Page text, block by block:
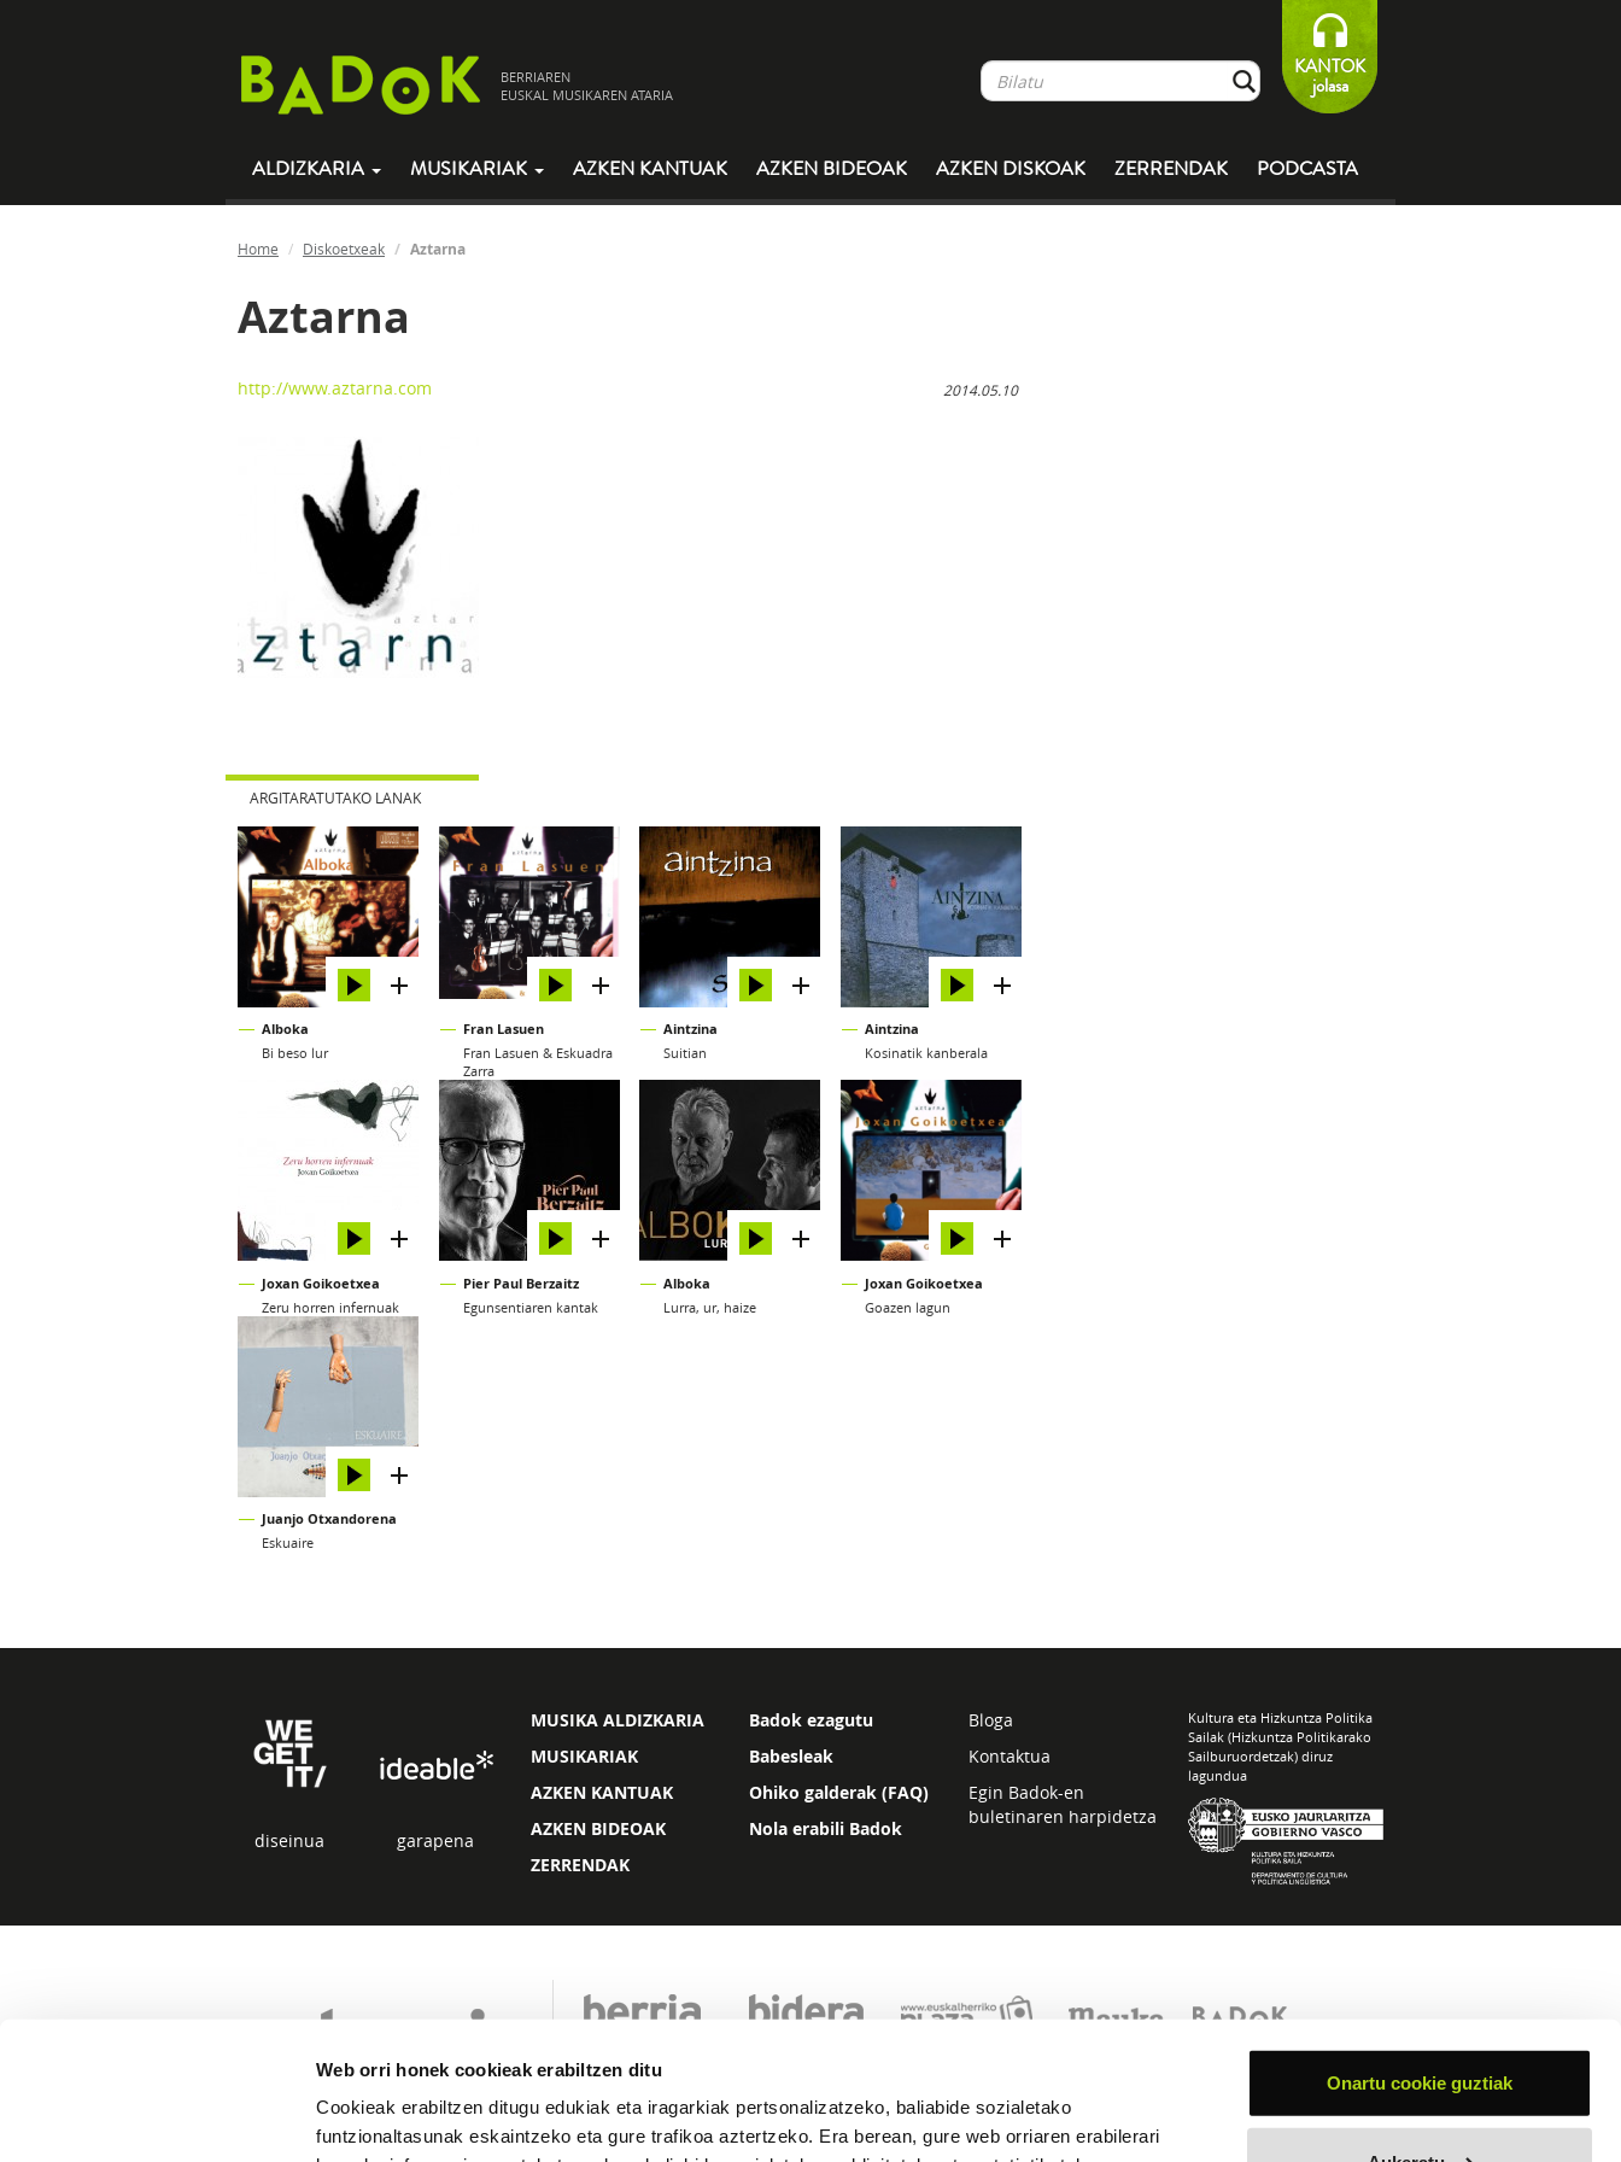
Web orri honek cookieak erabiltzen ditu
Cookieak erabiltzen ditugu edukiak eta iragarkiak pertsonalizatzeko, baliabide sozialetako
funtzionaltasunak eskaintzeko eta gure trafikoa aztertzeko. Era berean, gure web orriaren erabilerari
Onartu cookie guztiak
BERRIAREN
EUSKAL MUSIKAREN ATARIA
KANTOK
jolasa
ALDIZKARIA MUSIKARIAK AZKEN KANTUAK AZKEN BIDEOAK AZKEN DISKOAK ZERRENDAK PODCASTA
Home Diskoetxeak Aztarna
Aztarna
2014.05.10
http://www.aztarna.com
ARGITARATUTAKO LANAK
Alboka
Bi beso lur
Fran Lasuen
Fran Lasuen & Eskuadra
Zarra
Aintzina
Suitian
Aintzina
Kosinatik kanberala
Joxan Goikoetxea
Zeru horren infernuak
Pier Paul Berzaitz
Egunsentiaren kantak
Alboka
Lurra, ur, haize
Joxan Goikoetxea
Goazen lagun
Juanjo Otxandorena
Eskuaire
diseinua garapena
MUSIKA ALDIZKARIA
MUSIKARIAK
AZKEN KANTUAK
AZKEN BIDEOAK
ZERRENDAK
Badok ezagutu
Babesleak
Ohiko galderak (FAQ)
Nola erabili Badok
Bloga
Kontaktua
Egin Badok-en
buletinaren harpidetza
Kultura eta Hizkuntza Politika
Sailak (Hizkuntza Politikarako
Sailburuordetzak) diruz
lagundua